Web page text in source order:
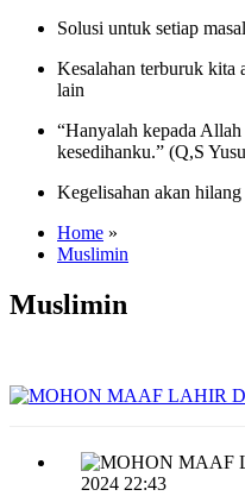
Solusi untuk setiap
Kesalahan terburuk kita
lain
“Hanyalah kepada
kesedihanku.” (Q,S
Kegelisahan akan
Home »
Muslimin
Muslimin
2024 22:43